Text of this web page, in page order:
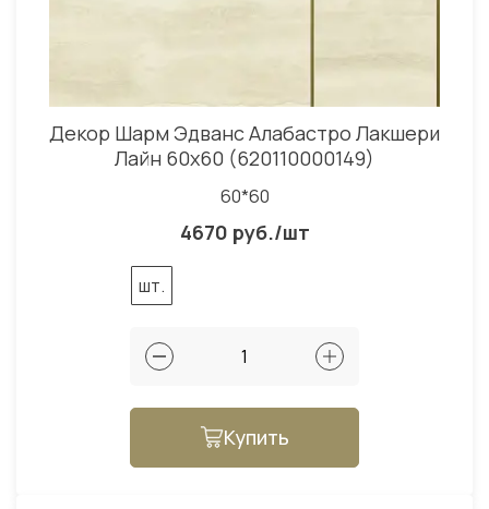
Декор Шарм Эдванс Алабастро Лакшери
Лайн 60x60 (620110000149)
60*60
4670 руб./шт
шт.
Купить